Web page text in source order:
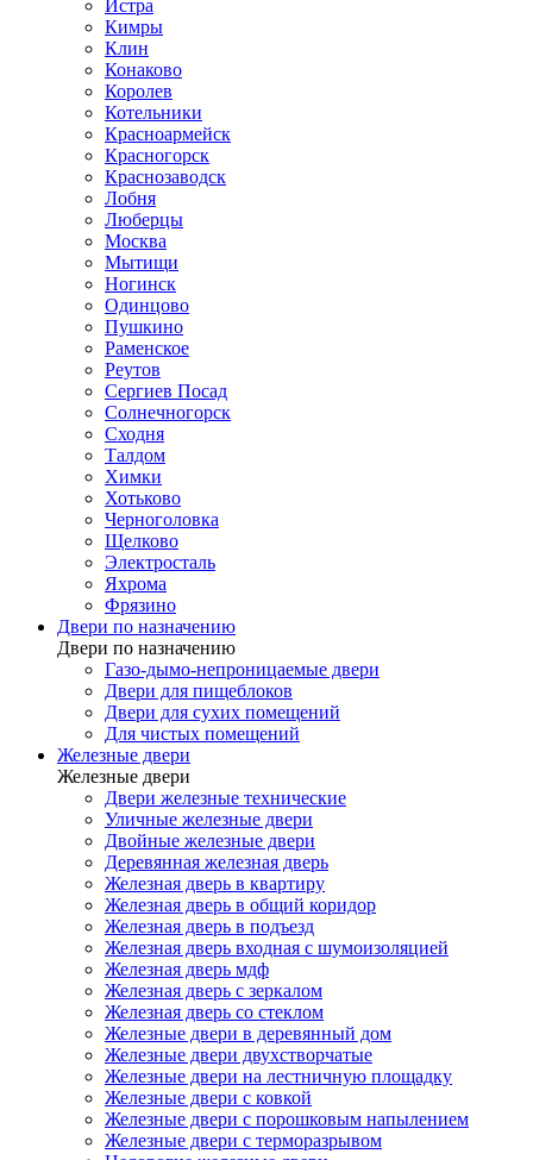
Истра
Кимры
Клин
Конаково
Королев
Котельники
Красноармейск
Красногорск
Краснозаводск
Лобня
Люберцы
Москва
Мытищи
Ногинск
Одинцово
Пушкино
Раменское
Реутов
Сергиев Посад
Солнечногорск
Сходня
Талдом
Химки
Хотьково
Черноголовка
Щелково
Электросталь
Яхрома
Фрязино
Двери по назначению
Двери по назначению
Газо-дымо-непроницаемые двери
Двери для пищеблоков
Двери для сухих помещений
Для чистых помещений
Железные двери
Железные двери
Двери железные технические
Уличные железные двери
Двойные железные двери
Деревянная железная дверь
Железная дверь в квартиру
Железная дверь в общий коридор
Железная дверь в подъезд
Железная дверь входная с шумоизоляцией
Железная дверь мдф
Железная дверь с зеркалом
Железная дверь со стеклом
Железные двери в деревянный дом
Железные двери двухстворчатые
Железные двери на лестничную площадку
Железные двери с ковкой
Железные двери с порошковым напылением
Железные двери с терморазрывом